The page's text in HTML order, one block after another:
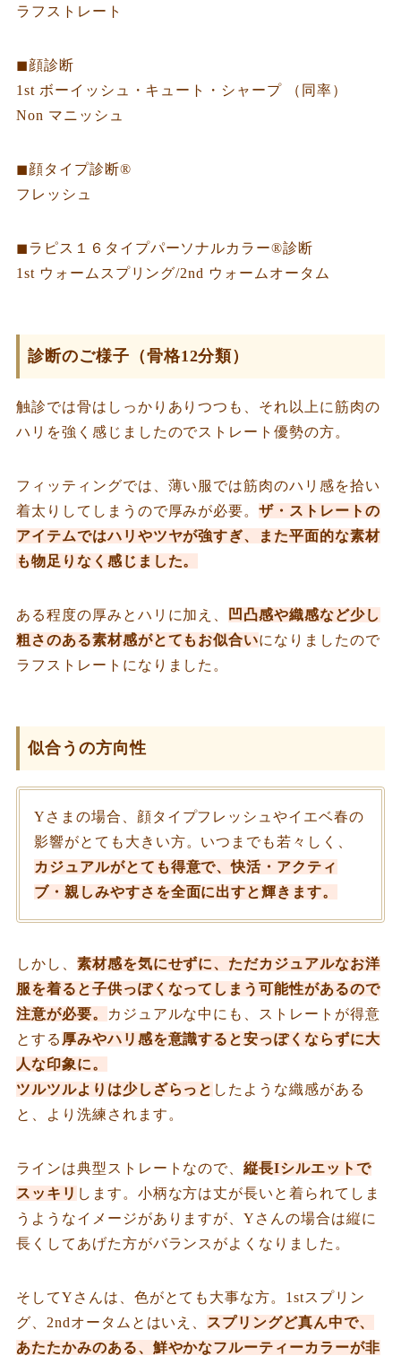
ラフストレート
◼︎顔診断
1st ボーイッシュ・キュート・シャープ （同率）
Non マニッシュ
◼︎顔タイプ診断®︎
フレッシュ
◼︎ラピス１６タイプパーソナルカラー®︎診断
1st ウォームスプリング/2nd ウォームオータム
診断のご様子（骨格12分類）
触診では骨はしっかりありつつも、それ以上に筋肉の
ハリを強く感じましたのでストレート優勢の方。
フィッティングでは、薄い服では筋肉のハリ感を拾い
着太りしてしまうので厚みが必要。ザ・ストレートの
アイテムではハリやツヤが強すぎ、また平面的な素材
も物足りなく感じました。
ある程度の厚みとハリに加え、
凹凸感や織感など少し
粗さのある素材感がとてもお似合いになりましたので
ラフストレートになりました。
似合うの方向性
Yさまの場合、顔タイプフレッシュやイエベ春の
影響がとても大きい方。いつまでも若々しく、
カジュアルがとても得意で、快活・アクティ
ブ・親しみやすさを全面に出すと輝きます。
しかし、 素材感を気にせずに、ただカジュアルなお洋
服を着ると子供っぽくなってしまう可能性があるので
注意が必要。
カジュアルな中にも、ストレートが得意
とする 厚みやハリ感を意識すると安っぽくならずに大
人な印象に。
ツルツルよりは少しざらっと したような織感がある
と、より洗練されます。
ラインは典型ストレートなので、縦長Iシルエットで
スッキリ します。小柄な方は丈が長いと着られてしま
うようなイメージがありますが、Yさんの場合は縦に
長くしてあげた方がバランスがよくなりました。
そしてYさんは、色がとても大事な方。1stスプリン
グ、2ndオータムとはいえ、 スプリングど真ん中で、
あたたかみのある、鮮やかなフルーティーカラーが非